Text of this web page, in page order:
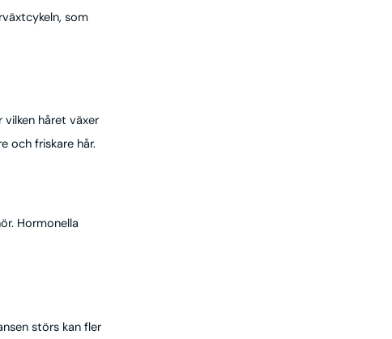
som
håret växer
och friskare hår.
Hormonella
störs kan fler